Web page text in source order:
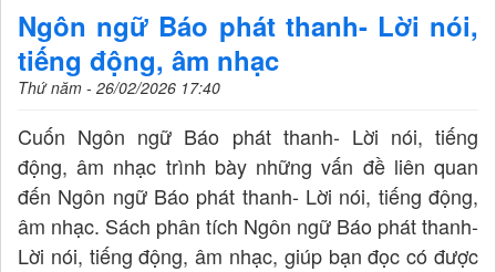
Ngôn ngữ Báo phát thanh- Lời nói,
tiếng động, âm nhạc
Thứ năm - 26/02/2026 17:40
Cuốn Ngôn ngữ Báo phát thanh- Lời nói, tiếng
động, âm nhạc trình bày những vấn đề liên quan
đến Ngôn ngữ Báo phát thanh- Lời nói, tiếng động,
âm nhạc. Sách phân tích Ngôn ngữ Báo phát thanh-
Lời nói, tiếng động, âm nhạc, giúp bạn đọc có được